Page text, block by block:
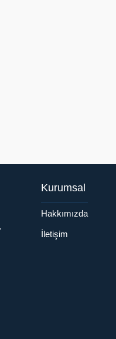
Kurumsal
Hakkımızda
İletişim